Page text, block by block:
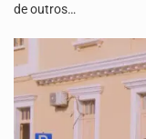
de outros…